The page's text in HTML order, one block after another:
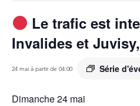
Le trafic est
Invalides et
24 mai à partir de 04:00 Série
Dimanche 24 mai